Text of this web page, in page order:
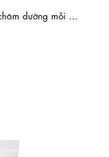
dưỡng mỗi ...